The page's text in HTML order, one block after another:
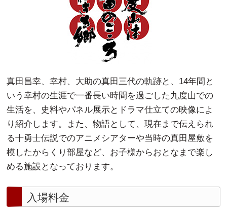
真田昌幸、幸村、大助の真田三代の軌跡と、14年間と
いう幸村の生涯で一番長い時間を過ごした九度山での
生活を、史料やパネル展示とドラマ仕立ての映像によ
り紹介します。また、物語として、現在まで伝えられ
る十勇士伝説でのアニメシアターや当時の真田屋敷を
模したからくり部屋など、お子様からおとなまで楽し
める施設となっております。
入場料金